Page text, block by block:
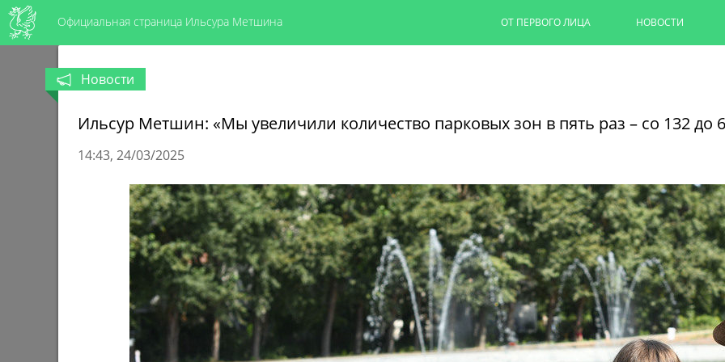
Официальная страница Ильсура Метшина ОТ ПЕРВОГО ЛИЦА НОВОСТИ
Капремонт казанских
Ильсур Метшин провел выездное
ЧИТАТЬ ДАЛЕЕ
Новости
Ильсур Метшин: «Мы увеличили количество парковых зон в пять раз – со 132 до
14:43 24/03/2025